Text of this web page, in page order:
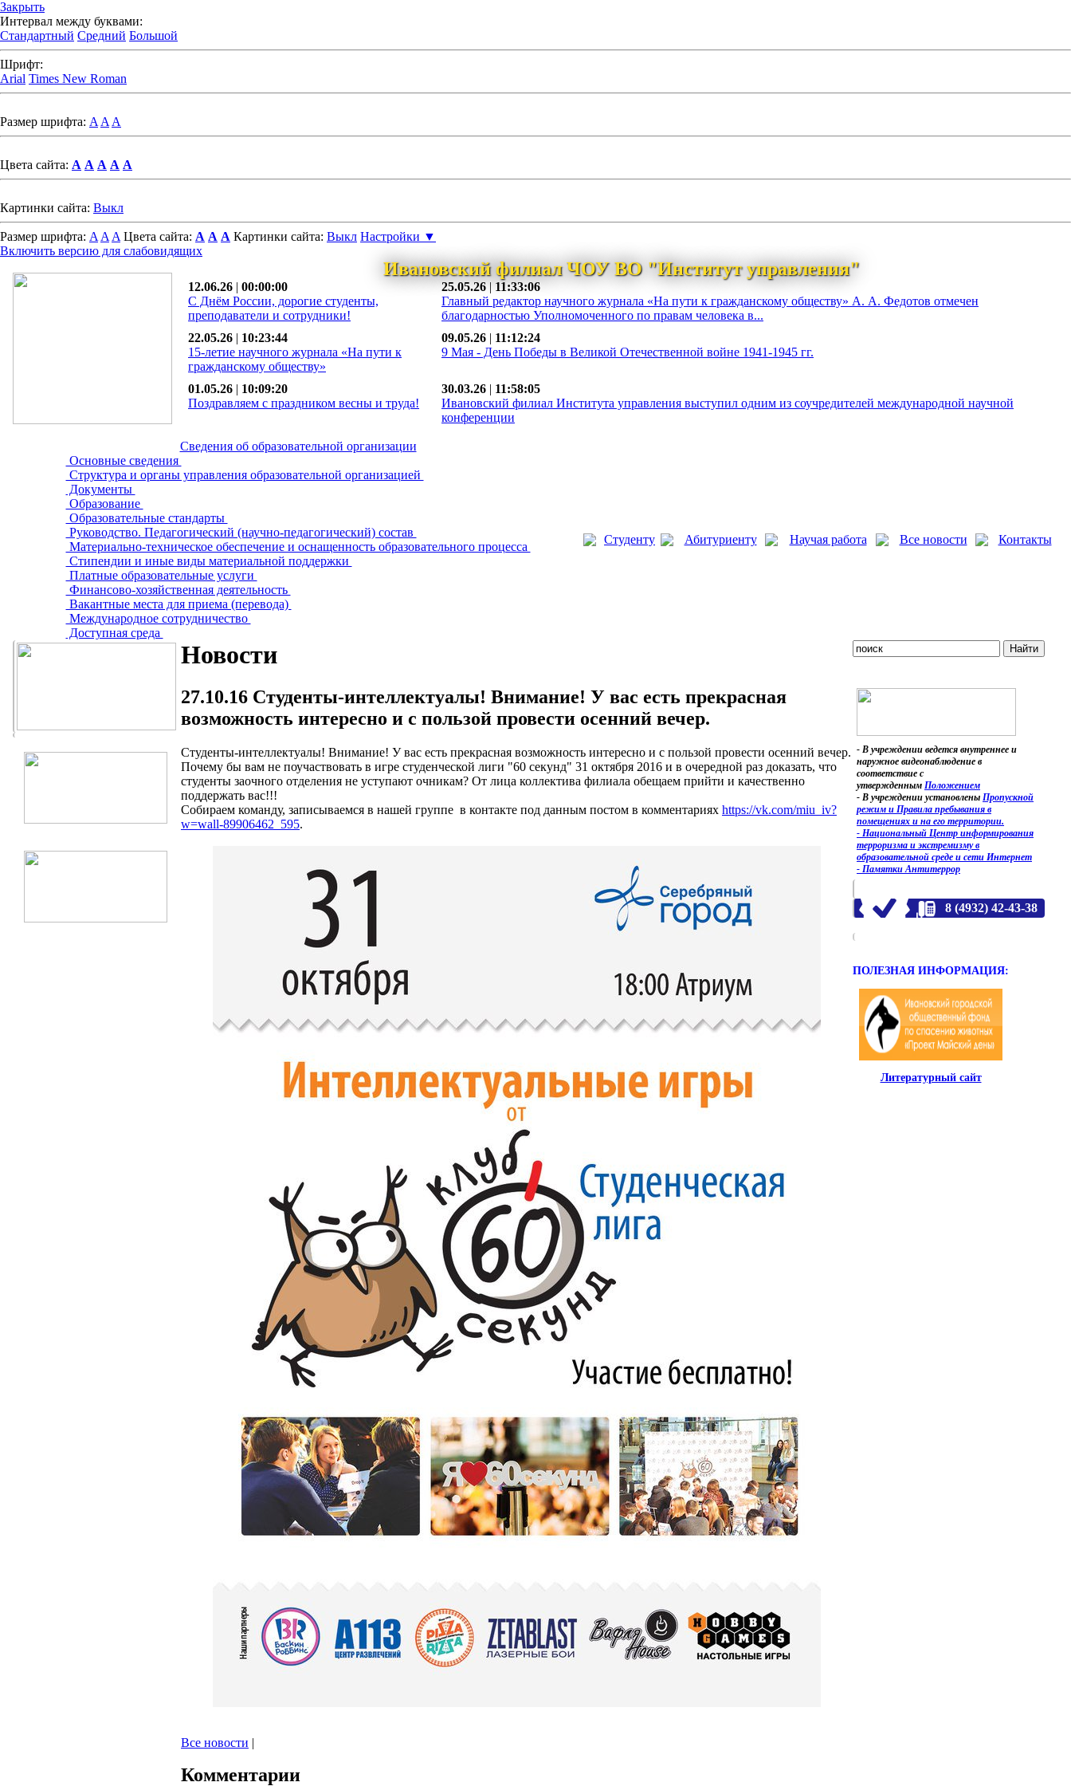
Закрыть
Интервал между буквами:
Стандартный Средний Большой
Шрифт:
Arial Times New Roman
Размер шрифта: A A A
Цвета сайта: A A A A A
Картинки сайта: Выкл
Размер шрифта: A A A Цвета сайта: A A A Картинки сайта: Выкл Настройки ▼
Включить версию для слабовидящих
Ивановский филиал ЧОУ ВО "Институт управления"
12.06.26 | 00:00:00
С Днём России, дорогие студенты,
преподаватели и сотрудники!
25.05.26 | 11:33:06
Главный редактор научного журнала «На пути к гражданскому обществу» А. А. Федотов отмечен
благодарностью Уполномоченного по правам человека в...
22.05.26 | 10:23:44
15-летие научного журнала «На пути к
гражданскому обществу»
09.05.26 | 11:12:24
9 Мая - День Победы в Великой Отечественной войне 1941-1945 гг.
01.05.26 | 10:09:20
Поздравляем с праздником весны и труда!
30.03.26 | 11:58:05
Ивановский филиал Института управления выступил одним из соучредителей международной научной
конференции
Сведения об образовательной организации
Основные сведения
Структура и органы управления образовательной организацией
Документы
Образование
Образовательные стандарты
Руководство. Педагогический (научно-педагогический) состав
Материально-техническое обеспечение и оснащенность образовательного процесса
Стипендии и иные виды материальной поддержки
Платные образовательные услуги
Финансово-хозяйственная деятельность
Вакантные места для приема (перевода)
Международное сотрудничество
Доступная среда
Студенту Абитуриенту Научая работа Все новости Контакты
Новости
27.10.16 Студенты-интеллектуалы! Внимание! У вас есть прекрасная
возможность интересно и с пользой провести осенний вечер.
Студенты-интеллектуалы! Внимание! У вас есть прекрасная возможность интересно и с пользой провести осенний вечер.
Почему бы вам не поучаствовать в игре студенческой лиги "60 секунд" 31 октября 2016 и в очередной раз доказать, что
студенты заочного отделения не уступают очникам? От лица коллектива филиала обещаем прийти и качественно
поддержать вас!!!
Собираем команду, записываемся в нашей группе в контакте под данным постом в комментариях https://vk.com/miu_iv?
w=wall-89906462_595.
Все новости |
Комментарии
- В учреждении ведется внутреннее и
наружное видеонаблюдение в
соответствие с
утвержденным Положением
- В учреждении установлены Пропускной
режим и Правила пребывания в
помещениях и на его территории.
- Национальный Центр информирования
терроризма и экстремизму в
образовательной среде и сети Интернет
- Памятки Антитеррор
8 (4932) 42-43-38
ПОЛЕЗНАЯ ИНФОРМАЦИЯ:
Литературный сайт